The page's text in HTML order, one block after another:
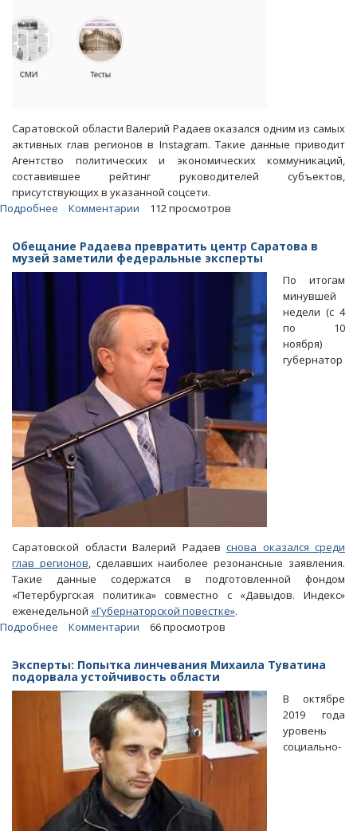
Саратовской области Валерий Радаев оказался одним из самых
активных глав регионов в Instagram. Такие данные приводит
Агентство политических и экономических коммуникаций,
составившее рейтинг руководителей субъектов,
присутствующих в указанной соцсети.
Подробнее
Радаев
вошел
в
активных
губернаторов-
инстаблогеров
Комментарии 112 просмотров
Обещание Радаева превратить центр Саратова в
музей заметили федеральные эксперты
По итогам
минувшей
недели (с 4
по 10
ноября)
губернатор
Саратовской области Валерий Радаев снова оказался среди
глав регионов, сделавших наиболее резонансные заявления.
Такие данные содержатся в подготовленной фондом
«Петербургская политика» совместно с «Давыдов. Индекс»
еженедельной «Губернаторской повестке».
Подробнее
Радаева
превратить
центр
Саратова
в
музей
заметили
федеральные
эксперты
Комментарии 66 просмотров
Эксперты: Попытка линчевания Михаила Туватина
подорвала устойчивость области
В октябре
2019 года
уровень
социально-